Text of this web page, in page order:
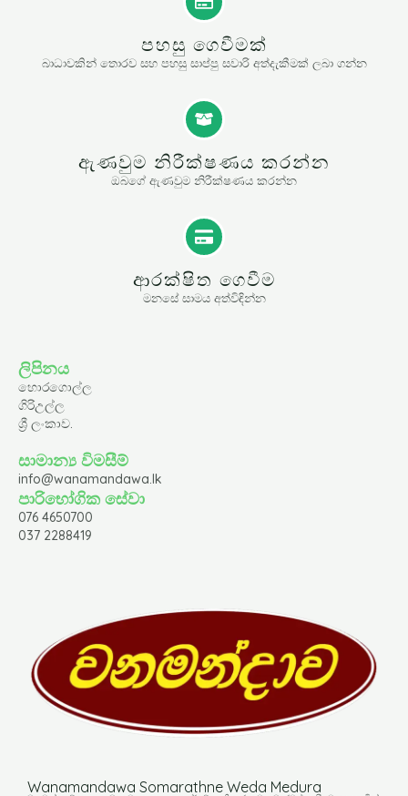
පහසු ගෙවීමක්
බාධාවකින් තොරව සහ පහසු සාප්පු සවාරි අත්දැකීමක් ලබා ගන්න
ඇණවුම නිරීක්ෂණය කරන්න
ඔබගේ ඇණවුම නිරීක්ෂණය කරන්න
ආරක්ෂිත ගෙවීම
මනසේ සාමය අත්විඳින්න
ලිපිනය
හොරගොල්ල
ගිරිඋල්ල
ශ්‍රී ලංකාව.
සාමාන්‍ය විමසීම්
info@wanamandawa.lk
පාරිභෝගික සේවා
076 4650700
037 2288419
Wanamandawa Somarathne Weda Medura